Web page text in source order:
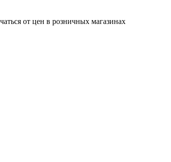
от цен в розничных магазинах